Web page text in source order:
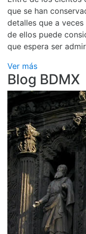
que se han
detalles que a
de ellos puede
que espera ser
Ver más
Blog BDMX